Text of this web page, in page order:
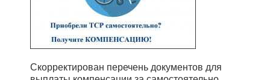
Скорректирован перечень документов для